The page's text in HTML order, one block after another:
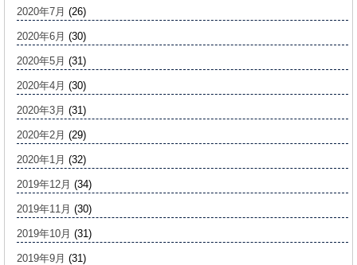
2020年7月 (26)
2020年6月 (30)
2020年5月 (31)
2020年4月 (30)
2020年3月 (31)
2020年2月 (29)
2020年1月 (32)
2019年12月 (34)
2019年11月 (30)
2019年10月 (31)
2019年9月 (31)